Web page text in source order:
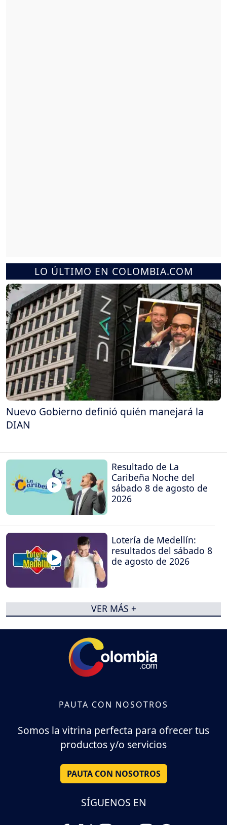
LO ÚLTIMO EN COLOMBIA.COM
Nuevo Gobierno definió quién manejará la
DIAN
Resultado de La
Caribeña Noche del
sábado 8 de agosto de
2026
Lotería de Medellín:
resultados del sábado 8
de agosto de 2026
VER MÁS +
PAUTA CON NOSOTROS
Somos la vitrina perfecta para ofrecer tus
productos y/o servicios
PAUTA CON NOSOTROS
SÍGUENOS EN